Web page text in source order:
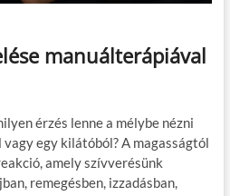
manuálterápiával
érzés lenne a mélybe nézni
egy kilátóból? A magasságtól
amely szívverésünk
remegésben, izzadásban,